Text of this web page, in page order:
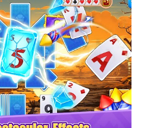
影片和文件也變得非常容易。
並在PC上運行。享受
!
最新設計的紙牌遊戲，它基
紙牌遊戲玩法。
最好的TriPeaks紙牌遊戲！